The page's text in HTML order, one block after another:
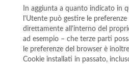
In aggiunta a quanto indicato in
l'Utente può gestire le
direttamente all'interno del
ad esempio – che terze parti
le preferenze del browser è
Cookie installati in passato,